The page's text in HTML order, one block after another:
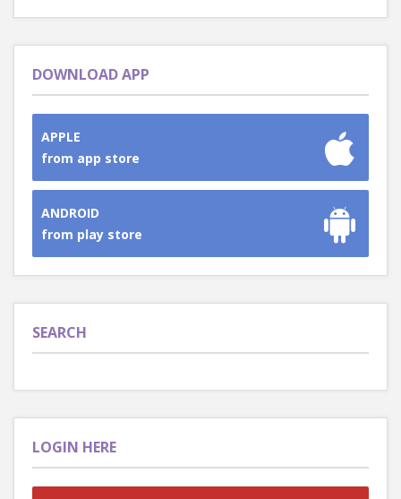
DOWNLOAD APP
APPLE
from app store
ANDROID
from play store
SEARCH
LOGIN HERE